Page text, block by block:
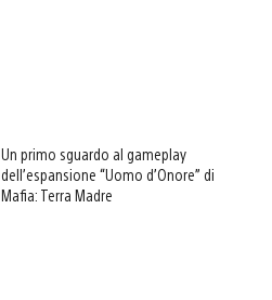
Un primo sguardo al gameplay
dell’espansione “Uomo d’Onore” di
Mafia: Terra Madre